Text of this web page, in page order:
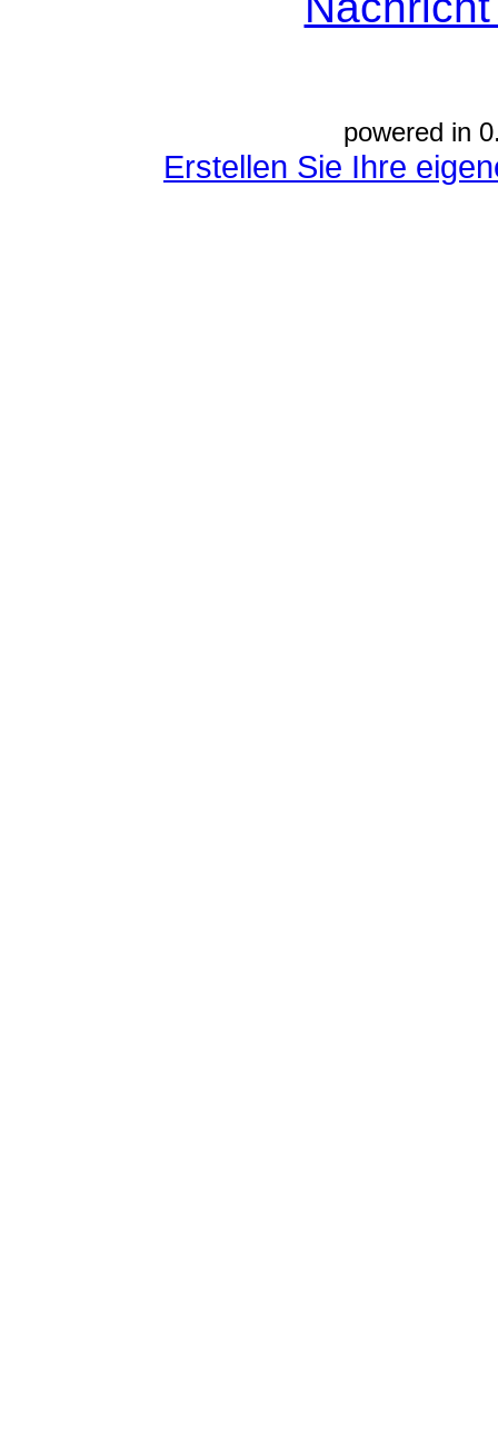
powered in
Erstellen Sie Ihre